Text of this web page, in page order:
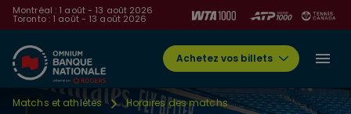
Montréal : 1 août - 13 août 2026
Toronto : 1 août - 13 août 2026
Achetez vos billets
Matchs et athlètes Horaires des matchs